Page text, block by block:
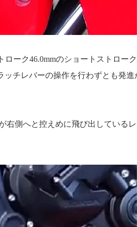
ーク46.0mmのショートストロー
ッチレバーの操作を行わずとも発進
右側へと控えめに飛び出しているレ